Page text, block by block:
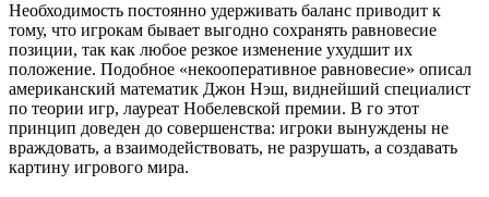
Необходимость постоянно удерживать баланс приводит к
тому, что игрокам бывает выгодно сохранять равновесие
позиции, так как любое резкое изменение ухудшит их
положение. Подобное «некооперативное равновесие» описал
американский математик Джон Нэш, виднейший специалист
по теории игр, лауреат Нобелевской премии. В го этот
принцип доведен до совершенства: игроки вынуждены не
враждовать, а взаимодействовать, не разрушать, а создавать
картину игрового мира.